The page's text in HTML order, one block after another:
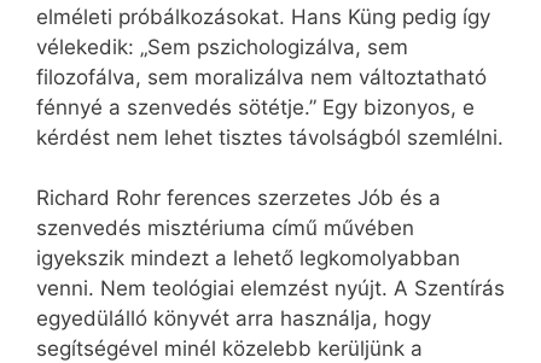
elméleti próbálkozásokat. Hans Küng pedig így
vélekedik: „Sem pszichologizálva, sem
filozofálva, sem moralizálva nem változtatható
fénnyé a szenvedés sötétje.” Egy bizonyos, e
kérdést nem lehet tisztes távolságból szemlélni.
Richard Rohr ferences szerzetes Jób és a
szenvedés misztériuma című művében
igyekszik mindezt a lehető legkomolyabban
venni. Nem teológiai elemzést nyújt. A Szentírás
egyedülálló könyvét arra használja, hogy
segítségével minél közelebb kerüljünk a